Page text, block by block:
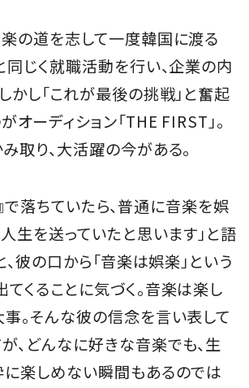
の道を志して一度韓国に渡る
同じく就職活動を行い、企業の内
かし「これが最後の挑戦」と奮起
オーディション「THE FIRST」。
取り、大活躍の今がある。
で落ちていたら、普通に音楽を娯
生を送っていたと思います」と語
彼の口から「音楽は娯楽」という
くることに気づく。音楽は楽し
。そんな彼の信念を言い表して
、どんなに好きな音楽でも、生
楽しめない瞬間もあるのでは